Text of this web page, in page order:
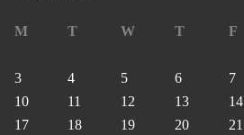
M T W T F
3
4 5 6 7
10
11 12 13 14
17
18 19 20 21